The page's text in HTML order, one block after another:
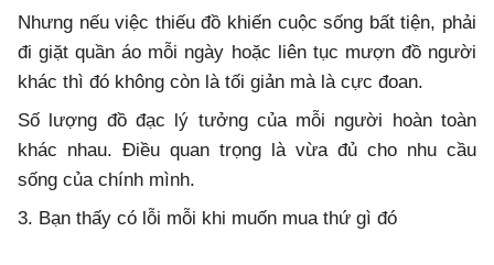
Nhưng nếu việc thiếu đồ khiến cuộc sống bất tiện, phải
đi giặt quần áo mỗi ngày hoặc liên tục mượn đồ người
khác thì đó không còn là tối giản mà là cực đoan.
Số lượng đồ đạc lý tưởng của mỗi người hoàn toàn
khác nhau. Điều quan trọng là vừa đủ cho nhu cầu
sống của chính mình.
3. Bạn thấy có lỗi mỗi khi muốn mua thứ gì đó